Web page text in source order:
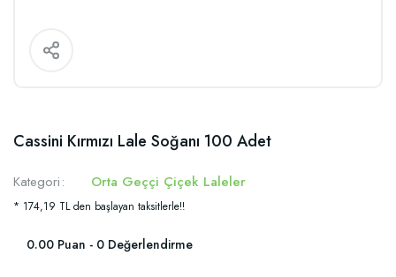
Cassini Kırmızı Lale Soğanı 100 Adet
Kategori Orta Geççi Çiçek Laleler
* 174,19 TL den başlayan taksitlerle!!
0.00 Puan - 0 Değerlendirme